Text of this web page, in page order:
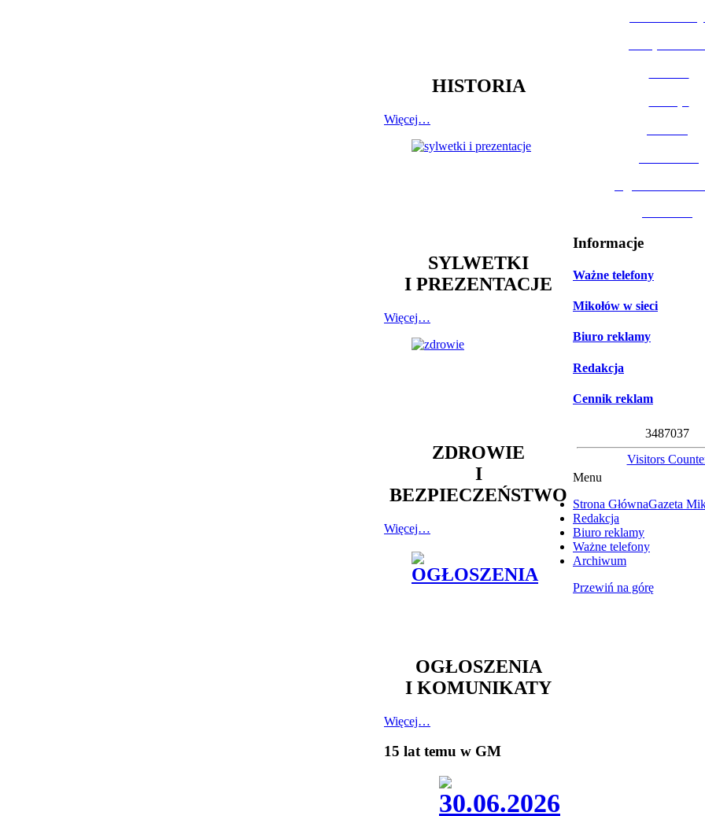
HISTORIA
Więcej…
SYLWETKI
I PREZENTACJE
Więcej…
ZDROWIE
I
BEZPIECZEŃSTWO
Więcej…
OGŁOSZENIA
I KOMUNIKATY
Więcej…
15 lat temu w GM
Informacje
Ważne telefony
Mikołów w sieci
Biuro reklamy
Redakcja
Cennik reklam
3487037
Visitors
Menu
Strona GłównaGazeta
Redakcja
Biuro reklamy
Ważne telefony
Archiwum
Przewiń na górę